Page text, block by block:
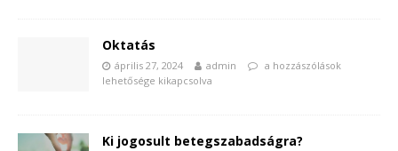
Oktatás
április 27, 2024 admin
a hozzászólások
lehetősége kikapcsolva
Ki jogosult betegszabadságra?